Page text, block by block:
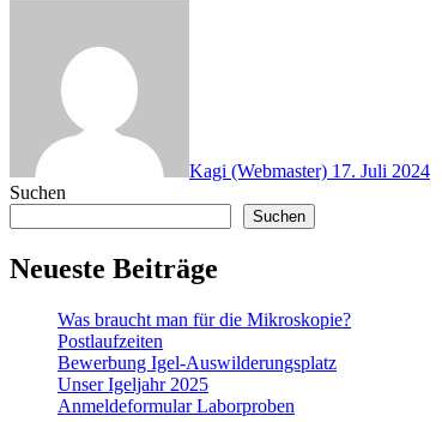
Kagi (Webmaster) 17. Juli 2024
Suchen
Suchen
Neueste Beiträge
Was braucht man für die Mikroskopie?
Postlaufzeiten
Bewerbung Igel-Auswilderungsplatz
Unser Igeljahr 2025
Anmeldeformular Laborproben